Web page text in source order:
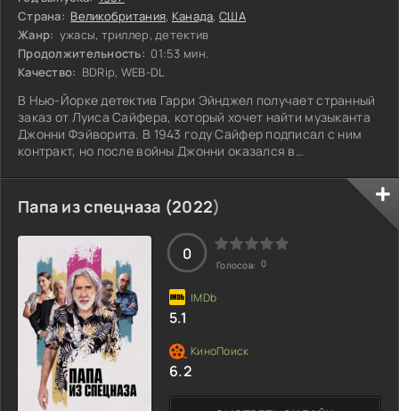
Страна: Великобритания, Канада, США
Жанр: ужасы, триллер, детектив
Продолжительность: 01:53 мин.
Качество: BDRip, WEB-DL
В Нью-Йорке детектив Гарри Эйнджел получает странный
заказ от Луиса Сайфера, который хочет найти музыканта
Джонни Фэйворита. В 1943 году Сайфер подписал с ним
контракт, но после войны Джонни оказался в
начинает распутывать клубок загадок, и каждая новая
версия приводит к трагедиям: все, кто мог бы помочь ему,
погибают после встречи с сыщиком. Мрачные улицы
города становятся еще более опасными, а сам Эйнджел
чувствует, что его расследование
Папа из спецназа (2022)
0
Голосов: 0
5.1
6.2